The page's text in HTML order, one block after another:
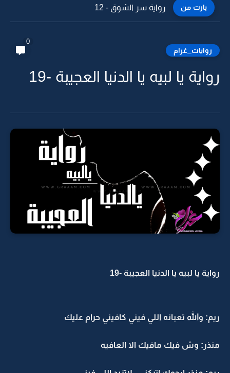
بارت من رواية سر الشوق - 12
روايات_غرام
0
رواية يا لبيه يا الدنيا العجيبة -19
رواية يا لبيه يا الدنيا العجيبة -19
ريم: والله تعبانه اللي فيني كافيني حرام عليك
منذر: وش فيك مافيك الا العافيه